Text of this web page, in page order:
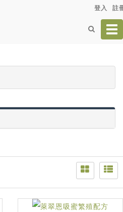
登入 註